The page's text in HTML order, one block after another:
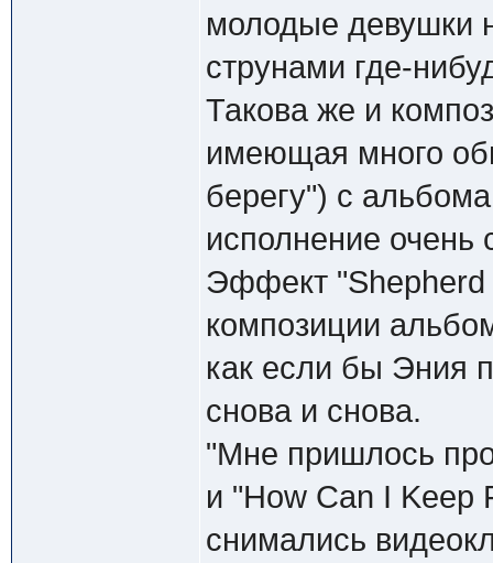
молодые девушки
струнами где-
Такова же и
имеющая много
берегу") с
исполнение очень
Эффект "Shepherd
композиции
как если бы Эния
снова и снова.
"Мне пришлось
и "How Can I Keep
снимались